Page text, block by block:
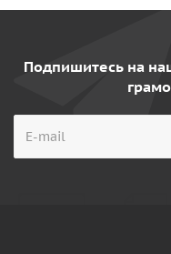
Подпишитесь на